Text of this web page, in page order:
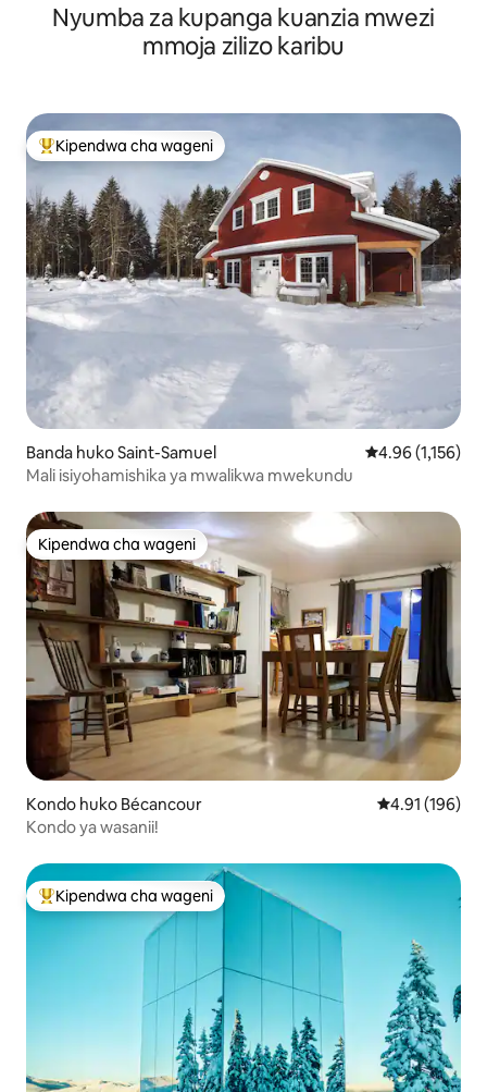
Nyumba za kupanga kuanzia mwezi
mmoja zilizo karibu
Kipendwa maarufu cha wageni
Kipendwa cha wageni
Banda huko Saint-Samuel Ukadiriaji wa
4.96 (1,156)
Mali isiyohamishika ya mwalikwa mwekundu
Kipendwa cha wageni
Kipendwa cha wageni
Kondo huko Bécancour Ukadiriaji wa
4.91 (196)
Kondo ya wasanii!
Kipendwa maarufu cha wageni
Kipendwa cha wageni